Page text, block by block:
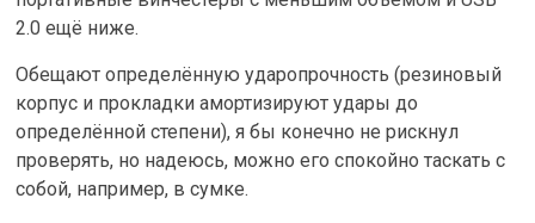
2.0 ещё ниже.
Обещают определённую ударопрочность (резиновый
корпус и прокладки амортизируют удары до
определённой степени), я бы конечно не рискнул
проверять, но надеюсь, можно его спокойно таскать с
собой, например, в сумке.